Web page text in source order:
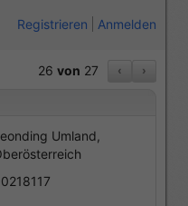
Registrieren Anmelden
26 von 27 ‹ ›
Umland,